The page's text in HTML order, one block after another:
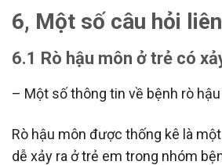
6, Một số câu hỏi
6.1 Rò hậu môn ở trẻ có
– Một số thông tin về bệnh rò
Rò hậu môn được thống kê là
dễ xảy ra ở trẻ em trong nhóm